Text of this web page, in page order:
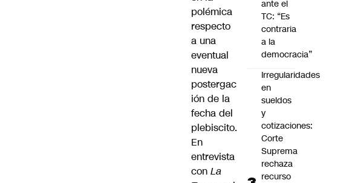
polémica
respecto
a una
eventual
nueva
postergac
ión de la
fecha del
plebiscito.
En
entrevista
con La
ante el
TC: “Es
contraria
a la
democracia”
Irregularidades
en
sueldos
y
cotizaciones:
Corte
Suprema
rechaza
recurso